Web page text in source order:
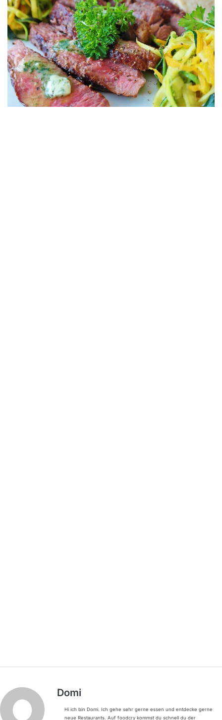
Domi
Hi ich bin Domi. Ich gehe sehr gerne essen und entdecke gerne
neue Restaurants. Auf foodcry kommst du schnell du der